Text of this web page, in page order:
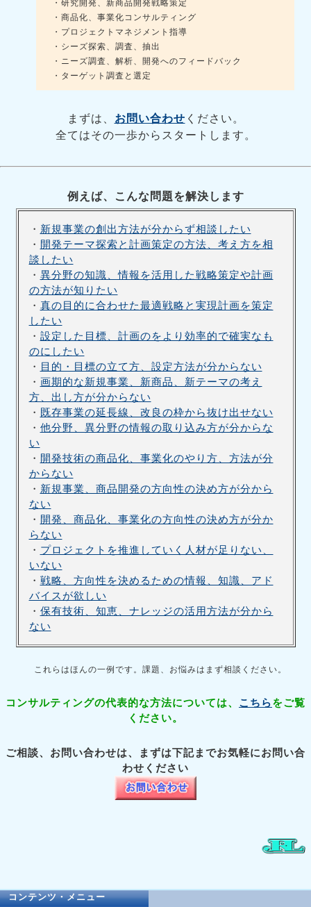
・研究開発、新商品開発戦略策定
・商品化、事業化コンサルティング
・プロジェクトマネジメント指導
・シーズ探索、調査、抽出
・ニーズ調査、解析、開発へのフィードバック
・ターゲット調査と選定
まずは、 お問い合わせ ください。
全てはその一歩からスタートします。
例えば、こんな問題を解決します
・ 新規事業の創出方法が分からず相談したい
・ 開発テーマ探索と計画策定の方法、考え方を相
談したい
・ 異分野の知識、情報を活用した戦略策定や計画
の方法が知りたい
・ 真の目的に合わせた最適戦略と実現計画を策定
したい
・ 設定した目標、計画のをより効率的で確実なも
のにしたい
・
目的・目標の立て方、設定方法が分からない
・ 画期的な新規事業、新商品、新テーマの考え
方、出し方が分からない
・ 既存事業の延長線、改良の枠から抜け出せない
・ 他分野、異分野の情報の取り込み方が分からな
い
・ 開発技術の商品化、事業化のやり方、方法が分
からない
・ 新規事業、商品開発の方向性の決め方が分から
ない
・ 開発、商品化、事業化の方向性の決め方が分か
らない
・ プロジェクトを推進していく人材が足りない、
いない
・ 戦略、方向性を決めるための情報、知識、アド
バイスが欲しい
・ 保有技術、知恵、ナレッジの活用方法が分から
ない
これらはほんの一例です。課題、お悩みはまず相談ください。
コンサルティングの代表的な方法については、 こちらをご覧
ください。
ご相談、お問い合わせは、まずは下記までお気軽にお問い合
わせください
コンテンツ・メニュー